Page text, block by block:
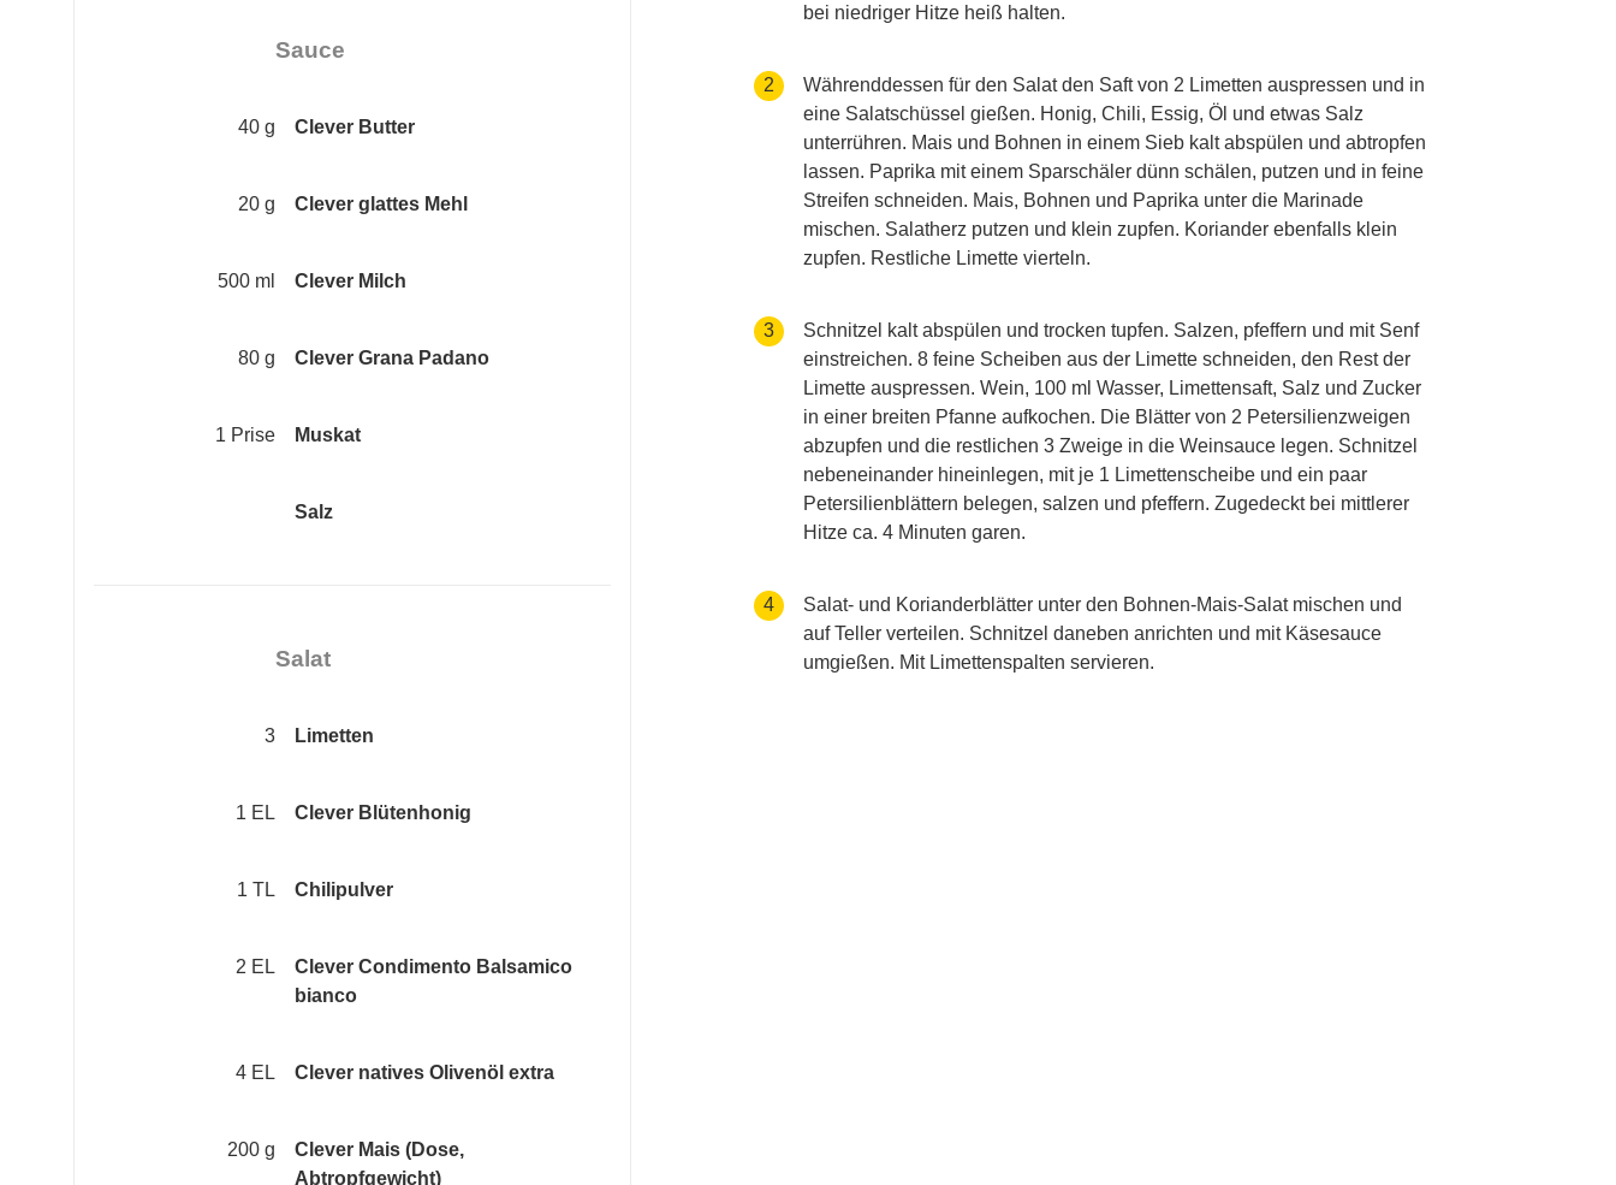
Sauce
40 g Clever Butter
20 g Clever glattes Mehl
500 ml Clever Milch
80 g Clever Grana Padano
1 Prise Muskat
Salz
Salat
3 Limetten
1 EL Clever Blütenhonig
1 TL Chilipulver
2 EL
Clever Condimento Balsamico
bianco
4 EL Clever natives Olivenöl extra
200 g
Clever Mais (Dose,
Abtropfgewicht)
bei niedriger Hitze heiß halten.
2 accessibility.recipes.cookingstep
Währenddessen für den Salat den Saft von 2 Limetten auspressen und in
eine Salatschüssel gießen. Honig, Chili, Essig, Öl und etwas Salz
unterrühren. Mais und Bohnen in einem Sieb kalt abspülen und abtropfen
lassen. Paprika mit einem Sparschäler dünn schälen, putzen und in feine
Streifen schneiden. Mais, Bohnen und Paprika unter die Marinade
mischen. Salatherz putzen und klein zupfen. Koriander ebenfalls klein
zupfen. Restliche Limette vierteln.
3 accessibility.recipes.cookingstep
Schnitzel kalt abspülen und trocken tupfen. Salzen, pfeffern und mit Senf
einstreichen. 8 feine Scheiben aus der Limette schneiden, den Rest der
Limette auspressen. Wein, 100 ml Wasser, Limettensaft, Salz und Zucker
in einer breiten Pfanne aufkochen. Die Blätter von 2 Petersilienzweigen
abzupfen und die restlichen 3 Zweige in die Weinsauce legen. Schnitzel
nebeneinander hineinlegen, mit je 1 Limettenscheibe und ein paar
Petersilienblättern belegen, salzen und pfeffern. Zugedeckt bei mittlerer
Hitze ca. 4 Minuten garen.
4 accessibility.recipes.cookingstep
Salat- und Korianderblätter unter den Bohnen-Mais-Salat mischen und
auf Teller verteilen. Schnitzel daneben anrichten und mit Käsesauce
umgießen. Mit Limettenspalten servieren.